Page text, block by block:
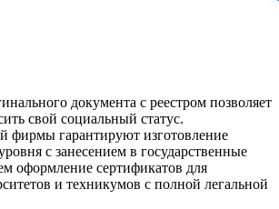
документа с реестром позволяет
свой социальный статус.
фирмы гарантируют изготовление
с занесением в государственные
оформление сертификатов для
и техникумов с полной легальной